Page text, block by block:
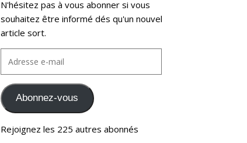
N'hésitez pas à vous abonner si vous
souhaitez être informé dés qu'un nouvel
article sort.
Abonnez-vous
Rejoignez les 225 autres abonnés